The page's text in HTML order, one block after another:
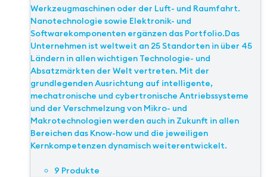
Werkzeugmaschinen oder der Luft- und Raumfahrt.
Nanotechnologie sowie Elektronik- und
Softwarekomponenten ergänzen das Portfolio.Das
Unternehmen ist weltweit an 25 Standorten in über 45
Ländern in allen wichtigen Technologie- und
Absatzmärkten der Welt vertreten. Mit der
grundlegenden Ausrichtung auf intelligente,
mechatronische und cybertronische Antriebssysteme
und der Verschmelzung von Mikro- und
Makrotechnologien werden auch in Zukunft in allen
Bereichen das Know-how und die jeweiligen
Kernkompetenzen dynamisch weiterentwickelt.
9 Produkte